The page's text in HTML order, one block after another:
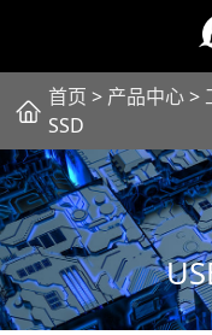
首页 > 产品中心>
SSD